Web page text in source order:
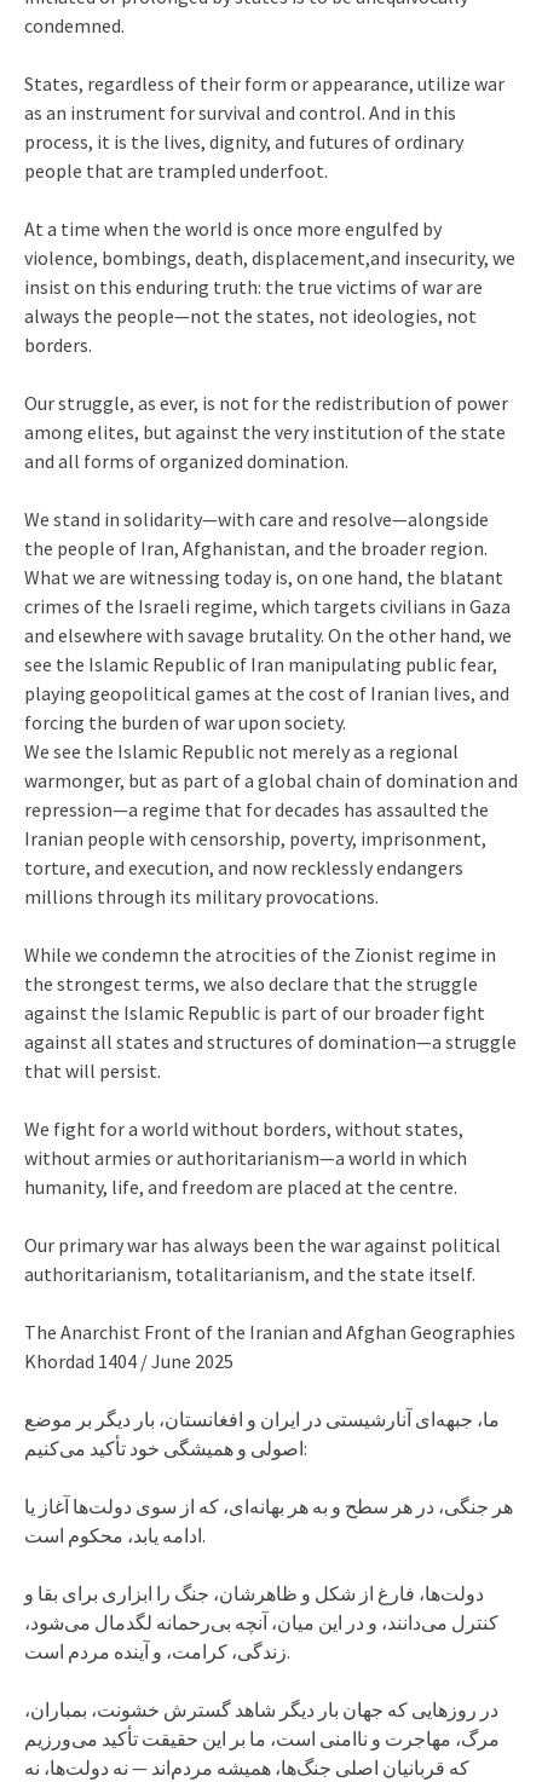
condemned.
States, regardless of their form or appearance, utilize war
as an instrument for survival and control. And in this
process, it is the lives, dignity, and futures of ordinary
people that are trampled underfoot.
At a time when the world is once more engulfed by
violence, bombings, death, displacement,and insecurity, we
insist on this enduring truth: the true victims of war are
always the people—not the states, not ideologies, not
borders.
Our struggle, as ever, is not for the redistribution of power
among elites, but against the very institution of the state
and all forms of organized domination.
We stand in solidarity—with care and resolve—alongside
the people of Iran, Afghanistan, and the broader region.
What we are witnessing today is, on one hand, the blatant
crimes of the Israeli regime, which targets civilians in Gaza
and elsewhere with savage brutality. On the other hand, we
see the Islamic Republic of Iran manipulating public fear,
playing geopolitical games at the cost of Iranian lives, and
forcing the burden of war upon society.
We see the Islamic Republic not merely as a regional
warmonger, but as part of a global chain of domination and
repression—a regime that for decades has assaulted the
Iranian people with censorship, poverty, imprisonment,
torture, and execution, and now recklessly endangers
millions through its military provocations.
While we condemn the atrocities of the Zionist regime in
the strongest terms, we also declare that the struggle
against the Islamic Republic is part of our broader fight
against all states and structures of domination—a struggle
that will persist.
We fight for a world without borders, without states,
without armies or authoritarianism—a world in which
humanity, life, and freedom are placed at the centre.
Our primary war has always been the war against political
authoritarianism, totalitarianism, and the state itself.
The Anarchist Front of the Iranian and Afghan Geographies
Khordad 1404 / June 2025
ما، جبهه‌ای آنارشیستی در ایران و افغانستان، بار دیگر بر موضع
اصولی و همیشگی خود تأکید می‌کنیم:
هر جنگی، در هر سطح و به هر بهانه‌ای، که از سوی دولت‌ها آغاز یا
ادامه یابد، محکوم است.
دولت‌ها، فارغ از شکل و ظاهرشان، جنگ را ابزاری برای بقا و
کنترل می‌دانند، و در این میان، آنچه بی‌رحمانه لگدمال می‌شود،
زندگی، کرامت، و آینده مردم است.
در روزهایی که جهان بار دیگر شاهد گسترش خشونت، بمباران،
مرگ، مهاجرت و ناامنی است، ما بر این حقیقت تأکید می‌ورزیم
که قربانیان اصلی جنگ‌ها، همیشه مردم‌اند — نه دولت‌ها، نه